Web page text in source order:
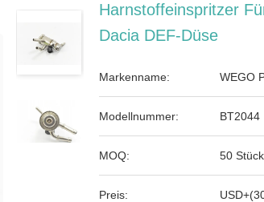
Harnstoffeinspritzer
Dacia DEF-Düse
Markenname: WEGO
Modellnummer: BT2044
MOQ: 50 Stück
Preis: